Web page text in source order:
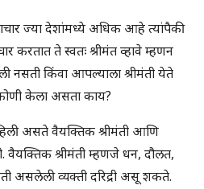
ज्या देशांमध्ये अधिक आहे त्यांपैकी
करतात ते स्वतः श्रीमंत व्हावे म्हणन
नसती किंवा आपल्याला श्रीमंती येते
केला असता काय?
असते वैयक्तिक श्रीमंती आणि
वैयक्तिक श्रीमंती म्हणजे धन, दौलत,
असलेली व्यक्ती दरिद्री असू शकते.